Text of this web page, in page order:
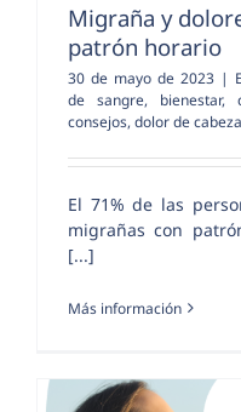
Migraña y
patrón horario
30 de mayo de 2023 |
de sangre, bienestar,
consejos, dolor de cabeza
El 71% de las
migrañas con
[...]
Más información